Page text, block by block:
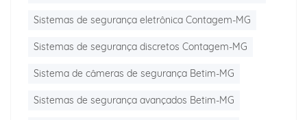
Sistemas de segurança eletrônica Contagem-MG
Sistemas de segurança discretos Contagem-MG
Sistema de câmeras de segurança Betim-MG
Sistemas de segurança avançados Betim-MG